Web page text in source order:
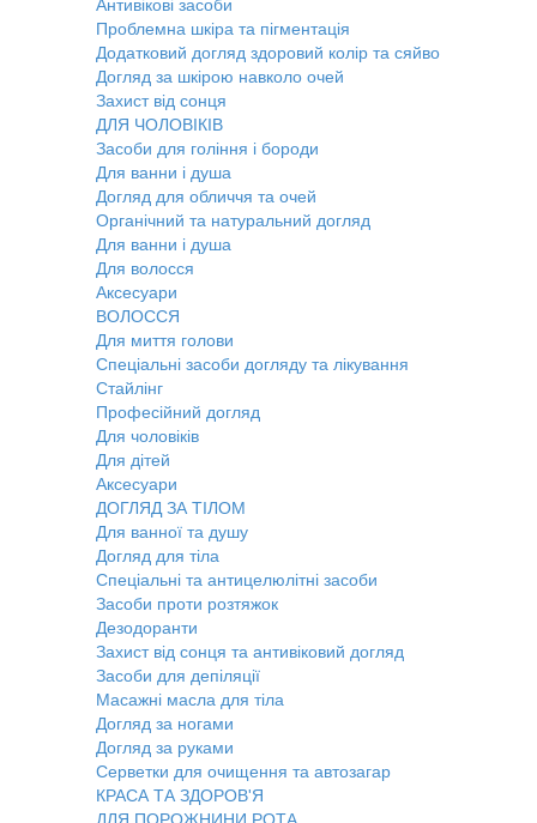
Антивікові засоби
Проблемна шкіра та пігментація
Додатковий догляд здоровий колір та сяйво
Догляд за шкірою навколо очей
Захист від сонця
ДЛЯ ЧОЛОВІКІВ
Засоби для гоління і бороди
Для ванни і душа
Догляд для обличчя та очей
Органічний та натуральний догляд
Для ванни і душа
Для волосся
Аксесуари
ВОЛОССЯ
Для миття голови
Спеціальні засоби догляду та лікування
Стайлінг
Професійний догляд
Для чоловіків
Для дітей
Аксесуари
ДОГЛЯД ЗА ТІЛОМ
Для ванної та душу
Догляд для тіла
Спеціальні та антицелюлітні засоби
Засоби проти розтяжок
Дезодоранти
Захист від сонця та антивіковий догляд
Засоби для депіляції
Масажні масла для тіла
Догляд за ногами
Догляд за руками
Серветки для очищення та автозагар
КРАСА ТА ЗДОРОВ'Я